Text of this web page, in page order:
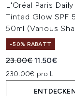
L'Oréal Paris
Tinted Glow SPF
50ml (Various
-50% RABATT
Unverbindliche
23.00€Aktueller
11.50€
230.00€ pro L